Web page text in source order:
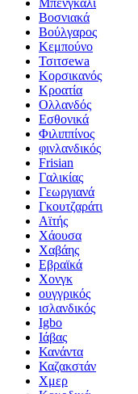
Μπενγκάλι
Βοσνιακά
Βούλγαρος
Κεμπούνο
Τσιτσewa
Κορσικανός
Κροατία
Ολλανδός
Εσθονικά
Φιλιππίνος
φινλανδικός
Frisian
Γαλικίας
Γεωργιανά
Γκουτζαράτι
Αϊτής
Χάουσα
Χαβάης
Εβραϊκά
Χονγκ
ουγγρικός
ισλανδικός
Igbo
Ιάβας
Κανάντα
Καζακστάν
Χμερ